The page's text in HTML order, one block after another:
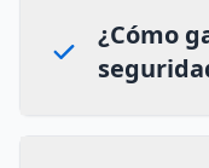
¿Cómo